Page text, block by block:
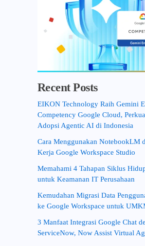
Recent Posts
EIKON Technology Raih Gemini
Competency Google Cloud,
Adopsi Agentic AI di Indonesia
Cara Menggunakan NotebookLM
Kerja Google Workspace Studio
Memahami 4 Tahapan Siklus
untuk Keamanan IT Perusahaan
Kemudahan Migrasi Data
ke Google Workspace untuk
3 Manfaat Integrasi Google Chat
ServiceNow, Now Assist Virtual